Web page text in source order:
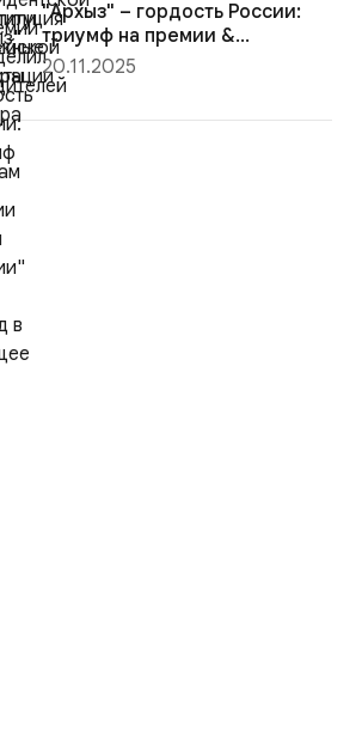
"Архыз" – гордость России:
триумф на премии &...
20.11.2025